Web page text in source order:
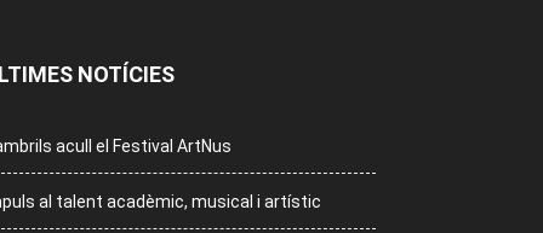
NOTÍCIES
acull el Festival ArtNus
al talent acadèmic, musical i artístic